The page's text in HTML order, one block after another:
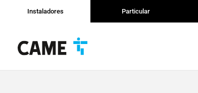
Instaladores Particular